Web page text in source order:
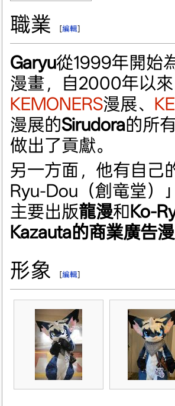
職業 [編輯]
Garyu從1999年開始
漫畫，自2000年以
KEMONERS漫展、
漫展的Sirudora的所
做出了貢獻。
另一方面，他有自己
Ryu-Dou（創竜堂）
主要出版龍漫和Ko-
Kazauta的商業廣告
形象 [編輯]